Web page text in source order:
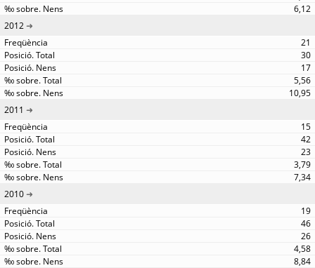
6,12
2012
21
30
17
5,56
10,95
2011
15
42
23
3,79
7,34
2010
19
46
26
4,58
8,84